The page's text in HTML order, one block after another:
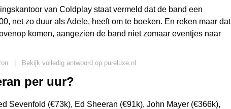
van Coldplay staat vermeld dat de band een
net zo duur als Adele, heeft om te boeken. En reken maar dat
komen, aangezien de band niet zomaar eventjes naar
Bekijk volledig antwoord op pureluxe.nl
per uur?
Sevenfold (€73k), Ed Sheeran (€91k), John Mayer (€366k),